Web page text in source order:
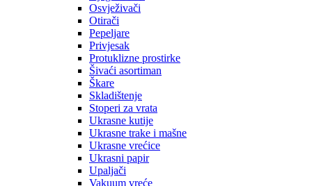
Osvježivači
Otirači
Pepeljare
Privjesak
Protuklizne prostirke
Šivaći asortiman
Škare
Skladištenje
Stoperi za vrata
Ukrasne kutije
Ukrasne trake i mašne
Ukrasne vrećice
Ukrasni papir
Upaljači
Vakuum vreće